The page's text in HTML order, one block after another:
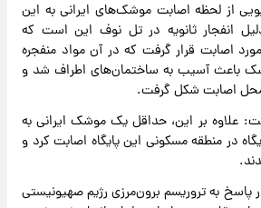
از لحظه اصابت موشک‌های ایرانی به این
انفجار ثانویه در تل نوف این است که
اصابت قرار گرفت که در آن مواد منفجره
باعث آسیب به ساختمان‌های اطراف شد و
اصابت شکل گرفت.
علاوه بر این، حداقل یک موشک ایرانی به
در منطقه مسکونی این پایگاه اصابت کرد و
وعده صادق ۲ در پاسخ به تروریسم برون‌مرزی رژیم صهیونیستی